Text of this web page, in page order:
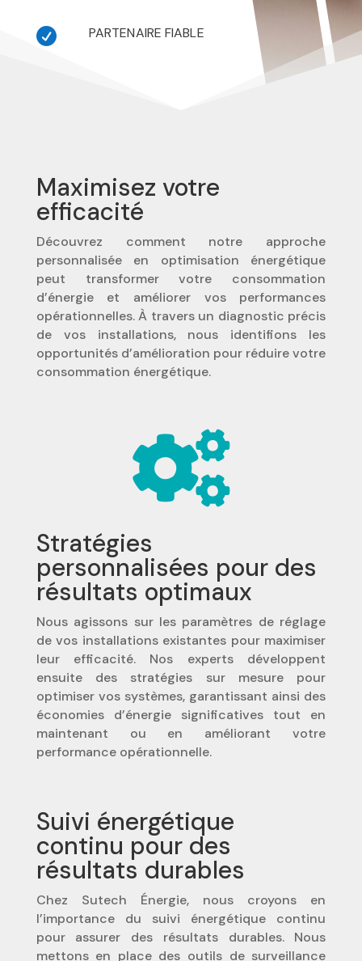
 PARTENAIRE FIABLE
Maximisez votre
efficacité
Découvrez comment notre approche
personnalisée en optimisation énergétique
peut transformer votre consommation
d’énergie et améliorer vos performances
opérationnelles. À travers un diagnostic précis
de vos installations, nous identifions les
opportunités d’amélioration pour réduire votre
consommation énergétique.

Stratégies
personnalisées pour des
résultats optimaux
Nous agissons sur les paramètres de réglage
de vos installations existantes pour maximiser
leur efficacité. Nos experts développent
ensuite des stratégies sur mesure pour
optimiser vos systèmes, garantissant ainsi des
économies d’énergie significatives tout en
maintenant ou en améliorant votre
performance opérationnelle.
Suivi énergétique
continu pour des
résultats durables
Chez Sutech Énergie, nous croyons en
l’importance du suivi énergétique continu
pour assurer des résultats durables. Nous
mettons en place des outils de surveillance